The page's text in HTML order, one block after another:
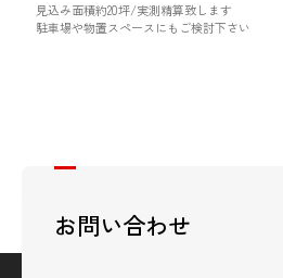
見込み面積約20坪/実測精算致します
駐車場や物置スペースにもご検討下さい
お問い合わせ